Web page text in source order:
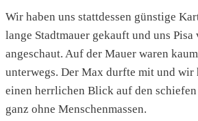
Wir haben uns stattdessen günstige
lange Stadtmauer gekauft und uns
angeschaut. Auf der Mauer waren
unterwegs. Der Max durfte mit und wir
einen herrlichen Blick auf den
ganz ohne Menschenmassen.